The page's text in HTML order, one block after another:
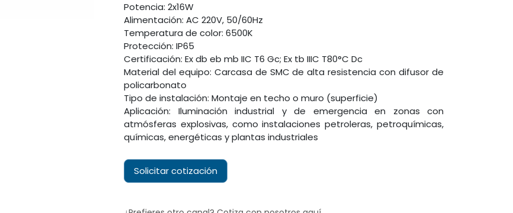
Potencia: 2x16W
Alimentación: AC 220V, 50/60Hz
Temperatura de color: 6500K
Protección: IP65
Certificación: Ex db eb mb IIC T6 Gc; Ex tb IIIC T80°C Dc
Material del equipo: Carcasa de SMC de alta resistencia con difusor de
policarbonato
Tipo de instalación: Montaje en techo o muro (superficie)
Aplicación: Iluminación industrial y de emergencia en zonas con
atmósferas explosivas, como instalaciones petroleras, petroquímicas,
químicas, energéticas y plantas industriales
Solicitar cotización